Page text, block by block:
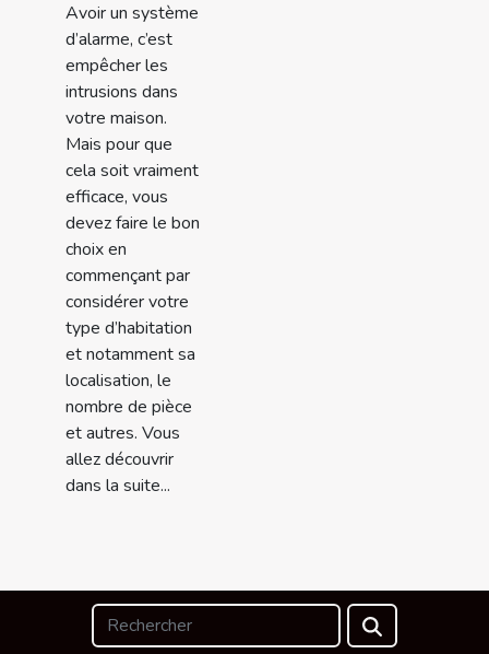
Avoir un système
d’alarme, c’est
empêcher les
intrusions dans
votre maison.
Mais pour que
cela soit vraiment
efficace, vous
devez faire le bon
choix en
commençant par
considérer votre
type d’habitation
et notamment sa
localisation, le
nombre de pièce
et autres. Vous
allez découvrir
dans la suite...